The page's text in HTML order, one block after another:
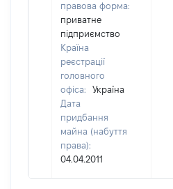
правова форма:
приватне
підприємство
Країна
реєстрації
головного
офіса:
Україна
Дата
придбання
майна (набуття
права):
04.04.2011